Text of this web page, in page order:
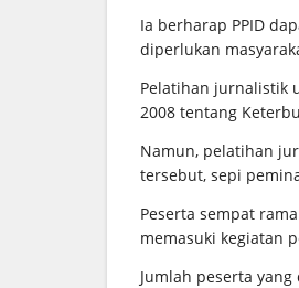
Ia berharap PPID
diperlukan
Pelatihan jurnalistik
2008 tentang
Namun, pelatihan
tersebut, sepi
Peserta sempat
memasuki kegiatan
Jumlah peserta